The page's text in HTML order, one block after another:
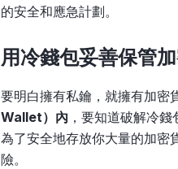
的安全和應急計劃。
用冷錢包妥善保管
要明白擁有私鑰，就擁有加密
Wallet）內 ，要知道破解冷
為了安全地存放你大量的加密
險。